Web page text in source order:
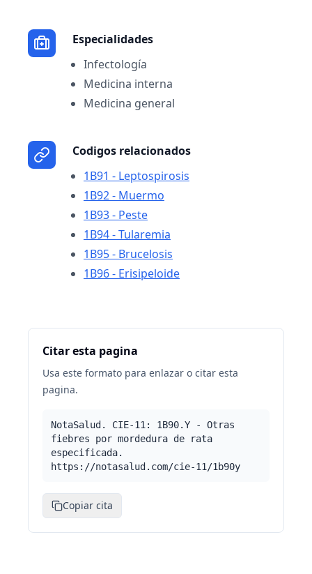
Especialidades
Infectología
Medicina interna
Medicina general
Codigos relacionados
1B91 - Leptospirosis
1B92 - Muermo
1B93 - Peste
1B94 - Tularemia
1B95 - Brucelosis
1B96 - Erisipeloide
Citar esta pagina
Usa este formato para enlazar o citar esta
pagina.
NotaSalud. CIE-11: 1B90.Y - Otras
fiebres por mordedura de rata
especificada.
https://notasalud.com/cie-11/1b90y
Copiar cita